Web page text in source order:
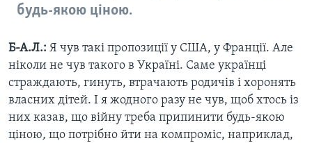
будь-якою ціною.
Б-А.Л.: Я чув такі пропозиції у США, у Франції. Але
ніколи не чув такого в Україні. Саме українці
страждають, гинуть, втрачають родичів і хоронять
власних дітей. І я жодного разу не чув, щоб хтось із
них казав, що війну треба припинити будь-якою
ціною, що потрібно йти на компроміс, наприклад,